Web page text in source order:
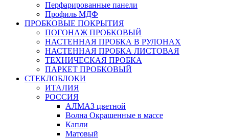
Перфарированные панели
Профиль МДФ
ПРОБКОВЫЕ ПОКРЫТИЯ
ПОГОНАЖ ПРОБКОВЫЙ
НАСТЕННАЯ ПРОБКА В РУЛОНАХ
НАСТЕННАЯ ПРОБКА ЛИСТОВАЯ
ТЕХНИЧЕСКАЯ ПРОБКА
ПАРКЕТ ПРОБКОВЫЙ
СТЕКЛОБЛОКИ
ИТАЛИЯ
РОССИЯ
АЛМАЗ цветной
Волна Окрашенные в массе
Капли
Матовый